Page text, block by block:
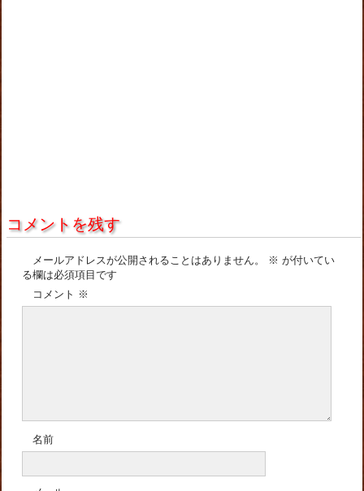
コメントを残す
メールアドレスが公開されることはありません。 ※ が付いてい
る欄は必須項目です
コメント ※
名前